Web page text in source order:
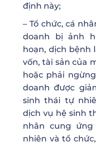
định này;
– Tổ chức, cá
doanh bị ảnh
hoạn, dịch bệnh
vốn, tài sản của
hoặc phải
doanh được
sinh thái tự
dịch vụ hệ sinh
nhân cung
nhiên và tổ